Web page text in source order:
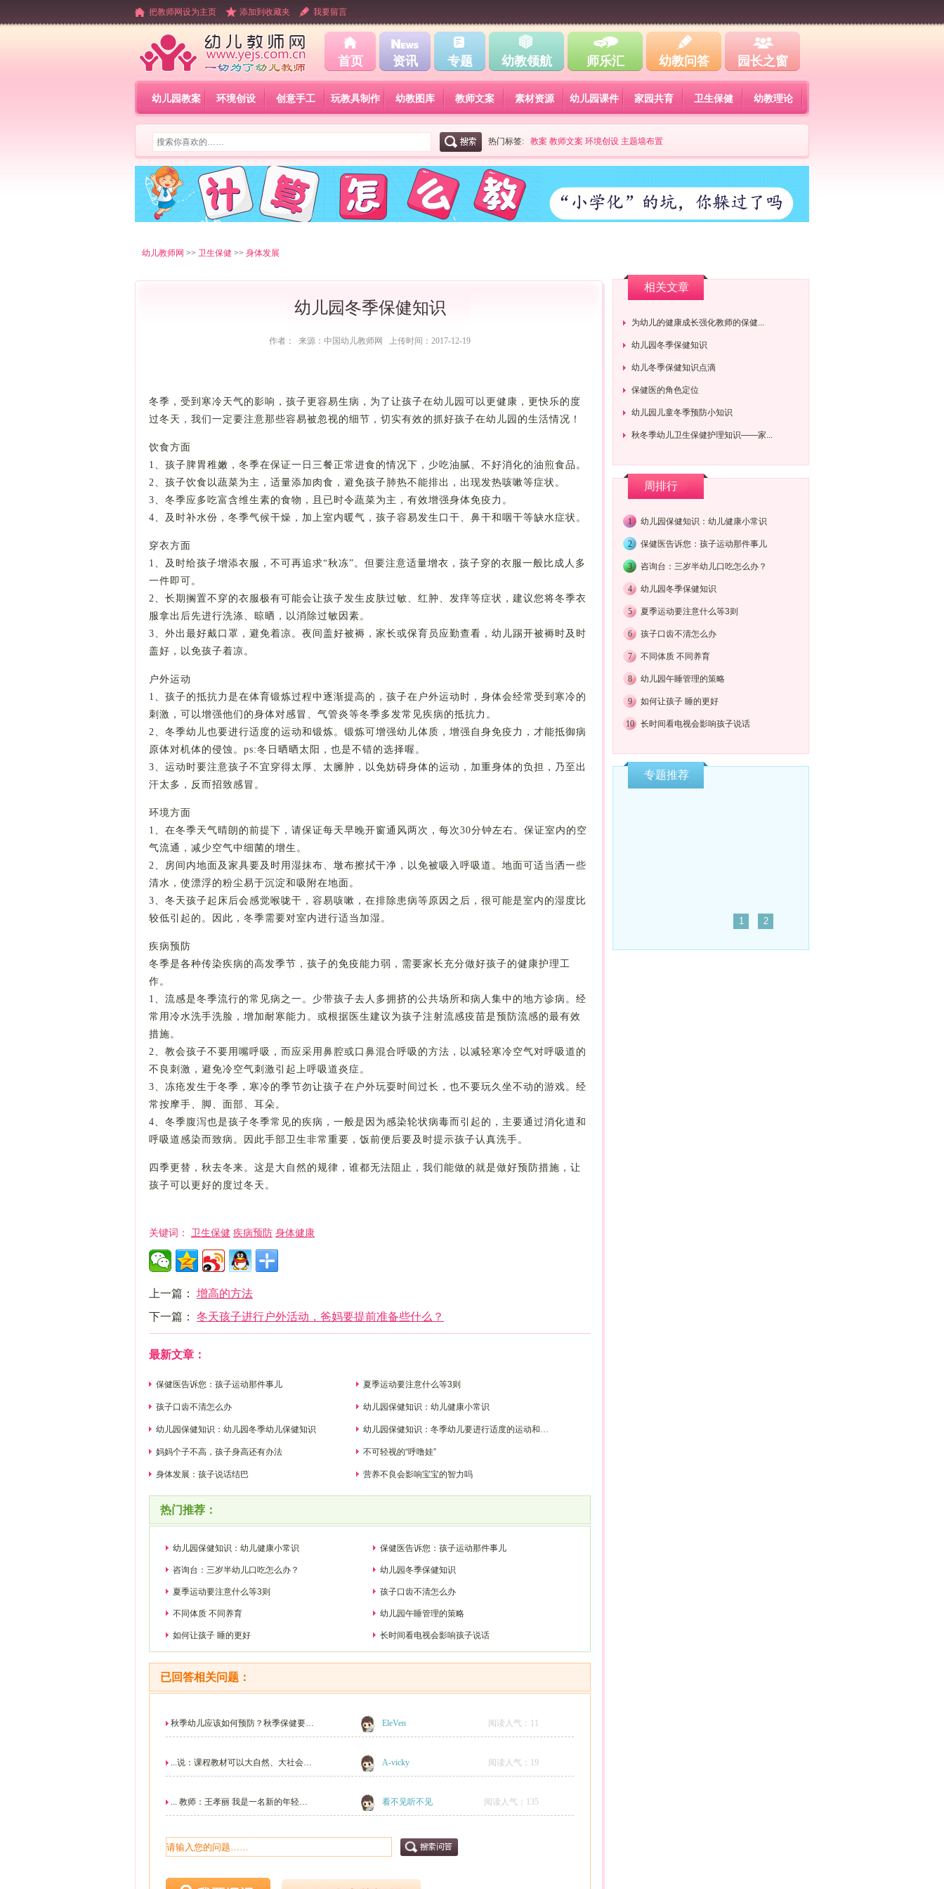
把教师网设为主页 添加到收藏夹 我要留言
首页 资讯 专题 幼教领航 师乐汇 幼教问答 园长之窗
幼儿园教案 环境创设 创意手工 玩教具制作 幼教图库 教师文案 素材资源 幼儿园课件 家园共育 卫生保健 幼教理论
热门标签: 教案 教师文案 环境创设 主题墙布置
幼儿教师网 >> 卫生保健 >> 身体发展
幼儿园冬季保健知识
作者： 来源：中国幼儿教师网 上传时间：2017-12-19
冬季，受到寒冷天气的影响，孩子更容易生病，为了让孩子在幼儿园可以更健康，更快乐的度
过冬天，我们一定要注意那些容易被忽视的细节，切实有效的抓好孩子在幼儿园的生活情况！
饮食方面
1、孩子脾胃稚嫩，冬季在保证一日三餐正常进食的情况下，少吃油腻、不好消化的油煎食品。
2、孩子饮食以蔬菜为主，适量添加肉食，避免孩子肺热不能排出，出现发热咳嗽等症状。
3、冬季应多吃富含维生素的食物，且已时令蔬菜为主，有效增强身体免疫力。
4、及时补水份，冬季气候干燥，加上室内暖气，孩子容易发生口干、鼻干和咽干等缺水症状。
穿衣方面
1、及时给孩子增添衣服，不可再追求“秋冻”。但要注意适量增衣，孩子穿的衣服一般比成人多
一件即可。
2、长期搁置不穿的衣服极有可能会让孩子发生皮肤过敏、红肿、发痒等症状，建议您将冬季衣
服拿出后先进行洗涤、晾晒，以消除过敏因素。
3、外出最好戴口罩，避免着凉。夜间盖好被褥，家长或保育员应勤查看，幼儿踢开被褥时及时
盖好，以免孩子着凉。
户外运动
1、孩子的抵抗力是在体育锻炼过程中逐渐提高的，孩子在户外运动时，身体会经常受到寒冷的
刺激，可以增强他们的身体对感冒、气管炎等冬季多发常见疾病的抵抗力。
2、冬季幼儿也要进行适度的运动和锻炼。锻炼可增强幼儿体质，增强自身免疫力，才能抵御病
原体对机体的侵蚀。ps:冬日晒晒太阳，也是不错的选择喔。
3、运动时要注意孩子不宜穿得太厚、太臃肿，以免妨碍身体的运动，加重身体的负担，乃至出
汗太多，反而招致感冒。
环境方面
1、在冬季天气晴朗的前提下，请保证每天早晚开窗通风两次，每次30分钟左右。保证室内的空
气流通，减少空气中细菌的增生。
2、房间内地面及家具要及时用湿抹布、墩布擦拭干净，以免被吸入呼吸道。地面可适当洒一些
清水，使漂浮的粉尘易于沉淀和吸附在地面。
3、冬天孩子起床后会感觉喉咙干，容易咳嗽，在排除患病等原因之后，很可能是室内的湿度比
较低引起的。因此，冬季需要对室内进行适当加湿。
疾病预防
冬季是各种传染疾病的高发季节，孩子的免疫能力弱，需要家长充分做好孩子的健康护理工
作。
1、流感是冬季流行的常见病之一。少带孩子去人多拥挤的公共场所和病人集中的地方诊病。经
常用冷水洗手洗脸，增加耐寒能力。或根据医生建议为孩子注射流感疫苗是预防流感的最有效
措施。
2、教会孩子不要用嘴呼吸，而应采用鼻腔或口鼻混合呼吸的方法，以减轻寒冷空气对呼吸道的
不良刺激，避免冷空气刺激引起上呼吸道炎症。
3、冻疮发生于冬季，寒冷的季节勿让孩子在户外玩耍时间过长，也不要玩久坐不动的游戏。经
常按摩手、脚、面部、耳朵。
4、冬季腹泻也是孩子冬季常见的疾病，一般是因为感染轮状病毒而引起的，主要通过消化道和
呼吸道感染而致病。因此手部卫生非常重要，饭前便后要及时提示孩子认真洗手。
四季更替，秋去冬来。这是大自然的规律，谁都无法阻止，我们能做的就是做好预防措施，让
孩子可以更好的度过冬天。
关键词： 卫生保健 疾病预防 身体健康
上一篇： 增高的方法
下一篇： 冬天孩子进行户外活动，爸妈要提前准备些什么？
最新文章：
保健医告诉您：孩子运动那件事儿 夏季运动要注意什么等3则
孩子口齿不清怎么办 幼儿园保健知识：幼儿健康小常识
幼儿园保健知识：幼儿园冬季幼儿保健知识
幼儿园保健知识：冬季幼儿要进行适度的运动和锻
妈妈个子不高，孩子身高还有办法
不可轻视的“呼噜娃”
身体发展：孩子说话结巴 营养不良会影响宝宝的智力吗
热门推荐：
幼儿园保健知识：幼儿健康小常识 保健医告诉您：孩子运动那件事儿
咨询台：三岁半幼儿口吃怎么办？ 幼儿园冬季保健知识
夏季运动要注意什么等3则 孩子口齿不清怎么办
不同体质 不同养育 幼儿园午睡管理的策略
如何让孩子 睡的更好 长时间看电视会影响孩子说话
已回答相关问题：
秋季幼儿应该如何预防？秋季保健要注 EleVen 阅读人气： 11
...说：课程教材可以大自然、大社会为 A-vicky 阅读人气： 19
... 教师：王孝丽 我是一名新的年轻教 看不见听不见 阅读人气： 135
相关文章
为幼儿的健康成长强化教师的保健...
幼儿园冬季保健知识
幼儿冬季保健知识点滴
保健医的角色定位
幼儿园儿童冬季预防小知识
秋冬季幼儿卫生保健护理知识——家...
周排行
1 幼儿园保健知识：幼儿健康小常识
2 保健医告诉您：孩子运动那件事儿
3 咨询台：三岁半幼儿口吃怎么办？
4 幼儿园冬季保健知识
5 夏季运动要注意什么等3则
6 孩子口齿不清怎么办
7 不同体质 不同养育
8 幼儿园午睡管理的策略
9 如何让孩子 睡的更好
10 长时间看电视会影响孩子说话
专题推荐
1 2